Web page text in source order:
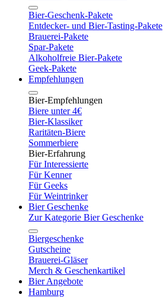
Bier-Geschenk-Pakete
Entdecker- und Bier-Tasting-Pakete
Brauerei-Pakete
Spar-Pakete
Alkoholfreie Bier-Pakete
Geek-Pakete
Empfehlungen
Bier-Empfehlungen
Biere unter 4€
Bier-Klassiker
Raritäten-Biere
Sommerbiere
Bier-Erfahrung
Für Interessierte
Für Kenner
Für Geeks
Für Weintrinker
Bier Geschenke
Zur Kategorie Bier Geschenke
Biergeschenke
Gutscheine
Brauerei-Gläser
Merch & Geschenkartikel
Bier Angebote
Hamburg